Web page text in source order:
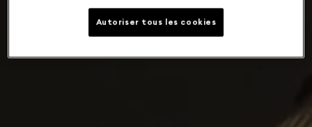
Autoriser tous les cookies